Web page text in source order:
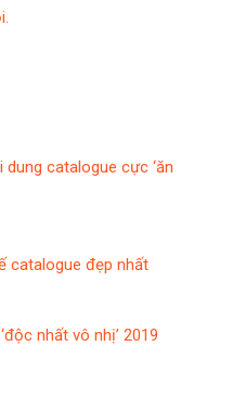
catalogue cực ‘ăn
catalogue đẹp nhất
nhất vô nhị’ 2019